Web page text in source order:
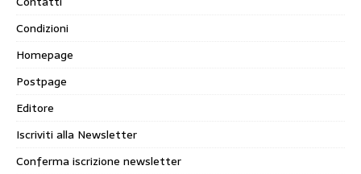
Condizioni
Homepage
Postpage
Editore
Iscriviti alla Newsletter
Conferma iscrizione newsletter